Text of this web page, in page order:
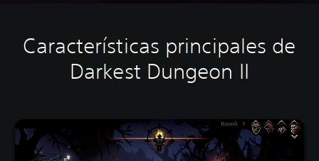
Características principales de
Darkest Dungeon II